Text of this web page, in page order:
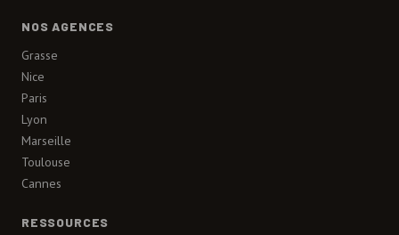
NOS AGENCES
Grasse
Nice
Paris
Lyon
Marseille
Toulouse
Cannes
RESSOURCES